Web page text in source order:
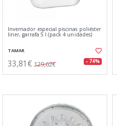
Invernador especial piscinas poliéster
liner, garrafa 5 l (pack 4 unidades)
TAMAR
33,81€ 129,62€ - 74%